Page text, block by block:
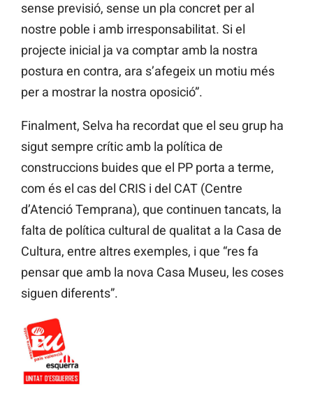
sense previsió, sense un pla concret per al
nostre poble i amb irresponsabilitat. Si el
projecte inicial ja va comptar amb la nostra
postura en contra, ara s’afegeix un motiu més
per a mostrar la nostra oposició”.
Finalment, Selva ha recordat que el seu grup ha
sigut sempre crític amb la política de
construccions buides que el PP porta a terme,
com és el cas del CRIS i del CAT (Centre
d’Atenció Temprana), que continuen tancats, la
falta de política cultural de qualitat a la Casa de
Cultura, entre altres exemples, i que “res fa
pensar que amb la nova Casa Museu, les coses
siguen diferents”.